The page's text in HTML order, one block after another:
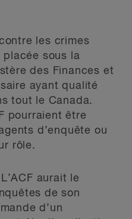
les crimes
placée sous la
des Finances et
ayant qualité
tout le Canada.
pourraient être
d’enquête ou
rôle.
aurait le
de son
d’un